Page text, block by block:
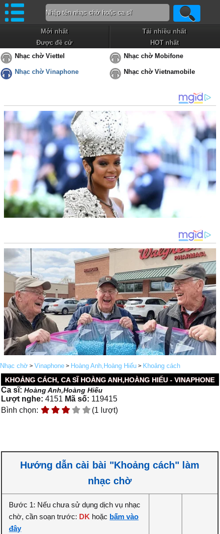
Mới nhất
Tải nhiều nhất
Được đề cử
HOT nhất
Nhạc chờ Viettel
Nhạc chờ Mobifone
Nhạc chờ Vinaphone Nhạc chờ Vietnamobile
Nhạc chờ > Vinaphone > Hoàng Anh,Hoàng Hiếu > Khoảng cách
KHOẢNG CÁCH, CA SĨ HOÀNG ANH,HOÀNG HIẾU - VINAPHONE
Ca sĩ:Hoàng Anh,Hoàng Hiếu
Lượt nghe: 4151 Mã số: 119415
Bình chọn:
(1 lượt)
Hướng dẫn cài bài "Khoảng cách" làm
nhạc chờ
Bước 1: Nếu chưa sử dụng dịch vụ nhạc
chờ, cần soạn trước: DK hoặc bấm vào
đây